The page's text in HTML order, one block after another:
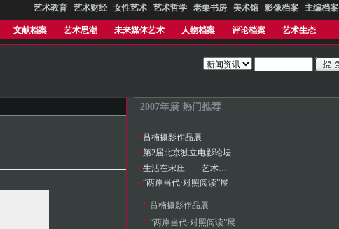
艺术教育 艺术财经 女性艺术 艺术哲学 老栗书房 美术馆 影像档案 主编档案
文献档案 艺术思潮 未来媒体艺术 人物档案 评论档案 艺术生态
2007年展 热门推荐
吕楠摄影作品展
第2届北京独立电影论坛
“两岸当代·对照阅读”展
吕楠摄影作品展
“两岸当代·对照阅读”展